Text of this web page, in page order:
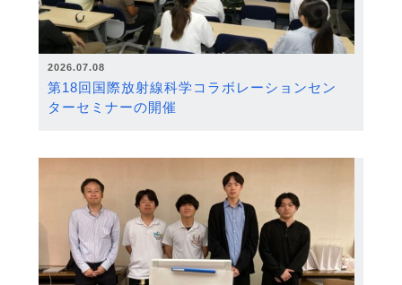
2026.07.08
第18回国際放射線科学コラボレーションセン
ターセミナーの開催